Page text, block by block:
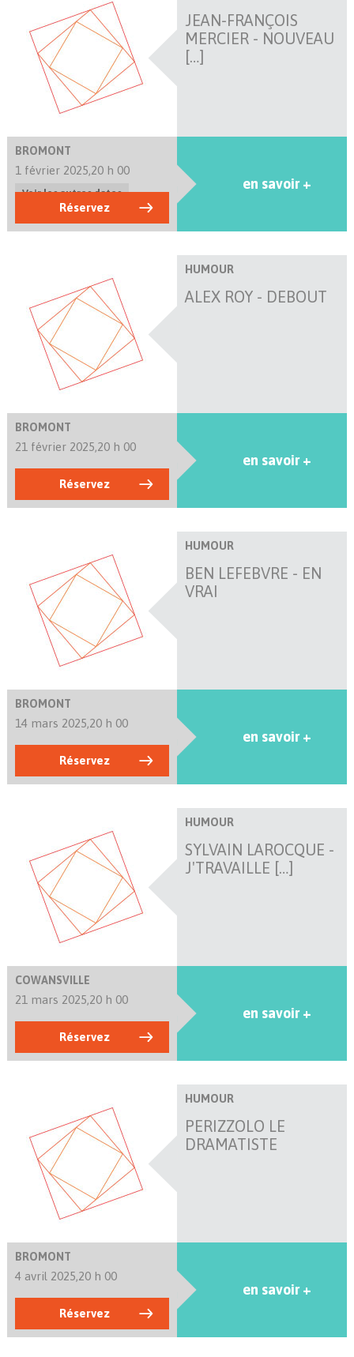
JEAN-FRANÇOIS
MERCIER - NOUVEAU
[…]
BROMONT
1 février 2025,20 h 00
Voir les autres dates
Réservez
en savoir +
HUMOUR
ALEX ROY - DEBOUT
BROMONT
21 février 2025,20 h 00
Réservez
en savoir +
HUMOUR
BEN LEFEBVRE - EN
VRAI
BROMONT
14 mars 2025,20 h 00
Réservez
en savoir +
HUMOUR
SYLVAIN LAROCQUE -
J'TRAVAILLE […]
COWANSVILLE
21 mars 2025,20 h 00
Réservez
en savoir +
HUMOUR
PERIZZOLO LE
DRAMATISTE
BROMONT
4 avril 2025,20 h 00
Réservez
en savoir +